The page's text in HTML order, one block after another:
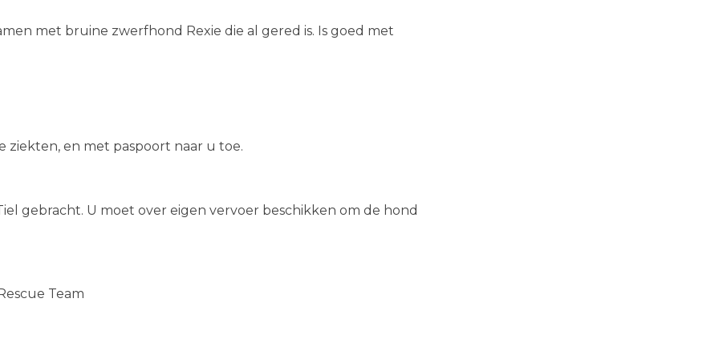
met bruine zwerfhond Rexie die al gered is. Is goed met
ziekten, en met paspoort naar u toe.
gebracht. U moet over eigen vervoer beschikken om de hond
Team